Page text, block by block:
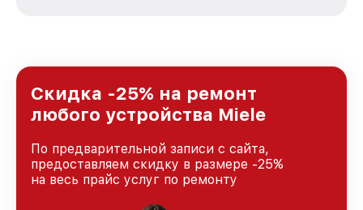
и лояльности наших клиентов.
Скидка -25% на ремонт
любого устройства Miele
По предварительной записи с сайта,
предоставляем скидку в размере -25%
на весь прайс услуг по ремонту